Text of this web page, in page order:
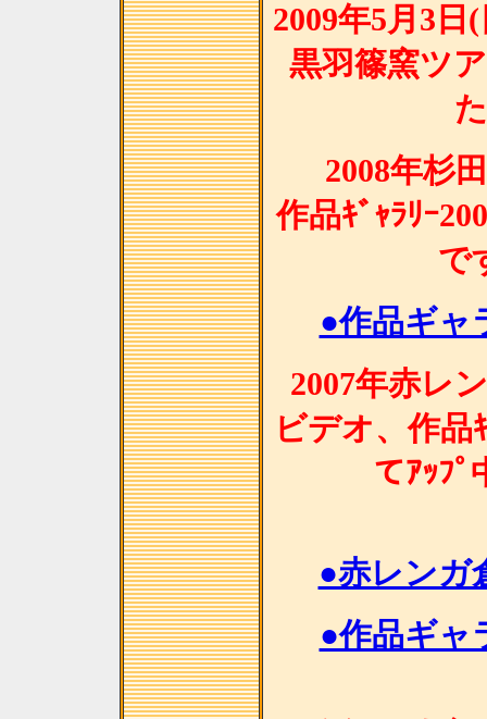
2009年5月3日
黒羽篠窯ツ
2008年杉
作品ｷﾞｬﾗﾘｰ
で
●作品ギャ
2007年赤レ
ビデオ、作品
てｱｯﾌﾟ
●赤レンガ
●作品ギャ